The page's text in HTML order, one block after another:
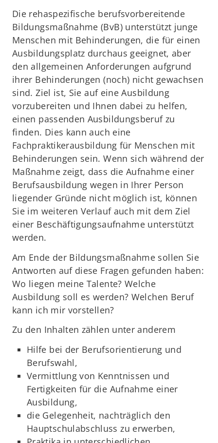
Die rehaspezifische berufsvorbereitende
Bildungsmaßnahme (BvB) unterstützt junge
Menschen mit Behinderungen, die für einen
Ausbildungsplatz durchaus geeignet, aber
den allgemeinen Anforderungen aufgrund
ihrer Behinderungen (noch) nicht gewachsen
sind. Ziel ist, Sie auf eine Ausbildung
vorzubereiten und Ihnen dabei zu helfen,
einen passenden Ausbildungsberuf zu
finden. Dies kann auch eine
Fachpraktikerausbildung für Menschen mit
Behinderungen sein. Wenn sich während der
Maßnahme zeigt, dass die Aufnahme einer
Berufsausbildung wegen in Ihrer Person
liegender Gründe nicht möglich ist, können
Sie im weiteren Verlauf auch mit dem Ziel
einer Beschäftigungsaufnahme unterstützt
werden.
Am Ende der Bildungsmaßnahme sollen Sie
Antworten auf diese Fragen gefunden haben:
Wo liegen meine Talente? Welche
Ausbildung soll es werden? Welchen Beruf
kann ich mir vorstellen?
Zu den Inhalten zählen unter anderem
Hilfe bei der Berufsorientierung und
Berufswahl,
Vermittlung von Kenntnissen und
Fertigkeiten für die Aufnahme einer
Ausbildung,
die Gelegenheit, nachträglich den
Hauptschulabschluss zu erwerben,